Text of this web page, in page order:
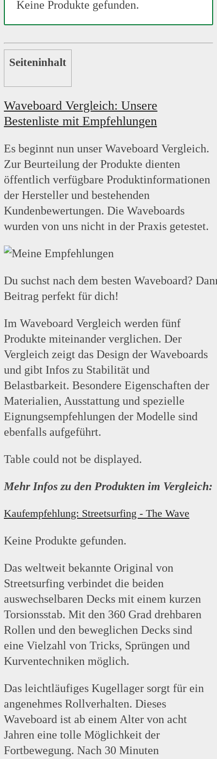
Keine Produkte gefunden.
Seiteninhalt
Waveboard Vergleich: Unsere
Bestenliste mit Empfehlungen
Es beginnt nun unser Waveboard Vergleich.
Zur Beurteilung der Produkte dienten
öffentlich verfügbare Produktinformationen
der Hersteller und bestehenden
Kundenbewertungen. Die Waveboards
wurden von uns nicht in der Praxis getestet.
Du suchst nach dem besten Waveboard?
Beitrag perfekt für dich!
Im Waveboard Vergleich werden fünf
Produkte miteinander verglichen. Der
Vergleich zeigt das Design der Waveboards
und gibt Infos zu Stabilität und
Belastbarkeit. Besondere Eigenschaften der
Materialien, Ausstattung und spezielle
Eignungsempfehlungen der Modelle sind
ebenfalls aufgeführt.
Table could not be displayed.
Mehr Infos zu den Produkten im Vergleich:
Kaufempfehlung: Streetsurfing - The Wave
Keine Produkte gefunden.
Das weltweit bekannte Original von
Streetsurfing verbindet die beiden
auswechselbaren Decks mit einem kurzen
Torsionsstab. Mit den 360 Grad drehbaren
Rollen und den beweglichen Decks sind
eine Vielzahl von Tricks, Sprüngen und
Kurventechniken möglich.
Das leichtläufiges Kugellager sorgt für ein
angenehmes Rollverhalten. Dieses
Waveboard ist ab einem Alter von acht
Jahren eine tolle Möglichkeit der
Fortbewegung. Nach 30 Minuten